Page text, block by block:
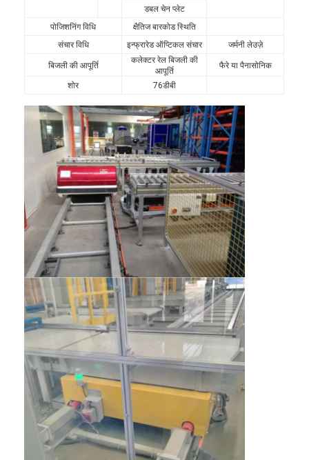
घर
डबल चेन प्लेट
पोजिशनिंग विधि
क्षैतिज बारकोड स्थिति
संचार विधि
इन्फ्रारेड ऑप्टिकल संचार जर्मनी लेउज़े
बिजली की आपूर्ति
कलेक्टर रेल बिजली की
आपूर्ति
फैरे या पैनासोनिक
शोर 76डीबी